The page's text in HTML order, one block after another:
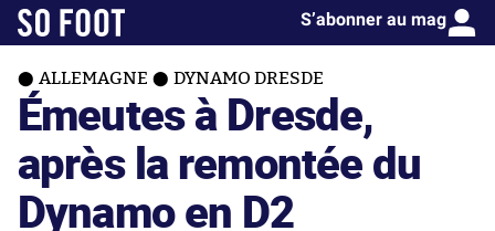
S’abonner au mag
ALLEMAGNE DYNAMO DRESDE
Émeutes à Dresde,
après la remontée du
Dynamo en D2